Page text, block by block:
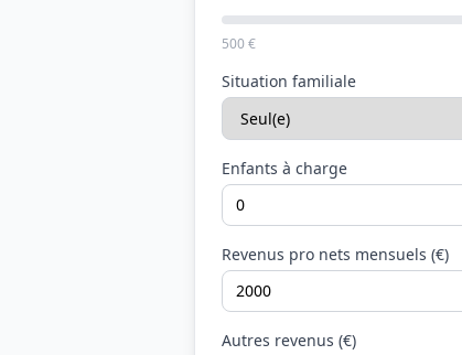
500 €
Situation familiale
Enfants à charge
Revenus pro nets mensuels (€)
Autres revenus (€)